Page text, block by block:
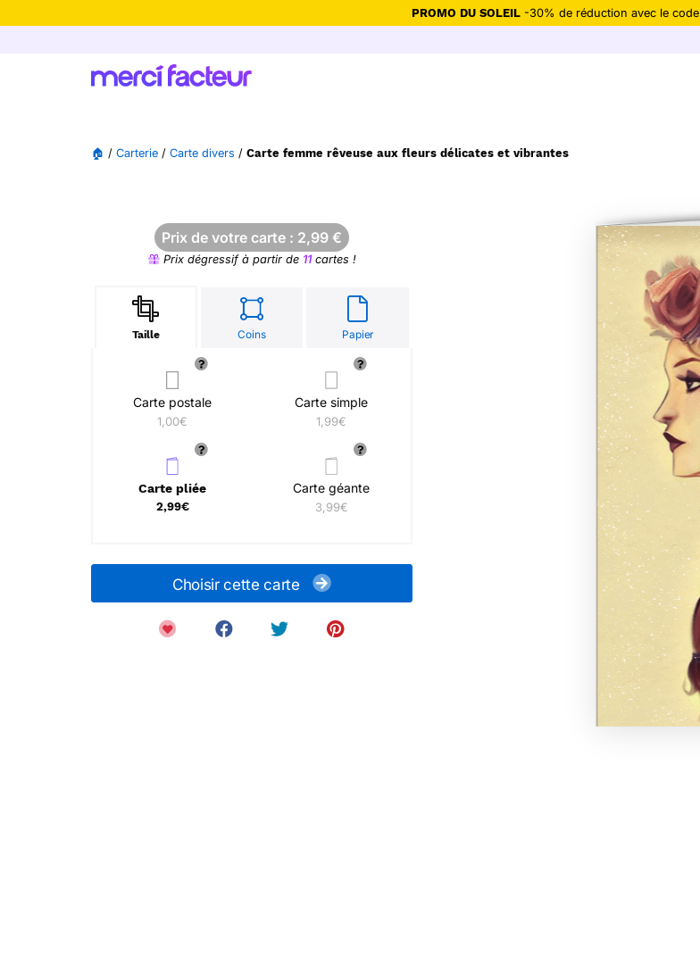
PROMO DU SOLEIL-30% de réduction avec le code
Ne plus afficher
🏠 / Carterie / Carte divers / Carte femme rêveuse aux fleurs délicates et vibrantes
Prix de votre carte : 2,99 €
Prix dégressif à partir de 11cartes !
Taille Coins Papier
Carte postale
1,00€
Carte simple
1,99€
Carte pliée
2,99€
Carte géante
3,99€
Choisir cette carte